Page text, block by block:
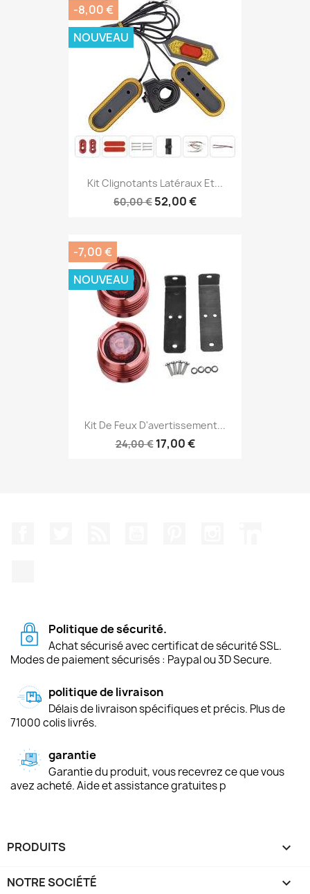
Kit Clignotants Latéraux Et...
60,00 € 52,00 €
-8,00 €
NOUVEAU
Kit De Feux D'avertissement...
24,00 € 17,00 €
-7,00 €
NOUVEAU
Politique de sécurité.
Achat sécurisé avec certificat de sécurité SSL.
Modes de paiement sécurisés : Paypal ou 3D Secure.
politique de livraison
Délais de livraison spécifiques et précis. Plus de
71000 colis livrés.
garantie
Garantie du produit, vous recevrez ce que vous
avez acheté. Aide et assistance gratuites p
PRODUITS 
NOTRE SOCIÉTÉ 